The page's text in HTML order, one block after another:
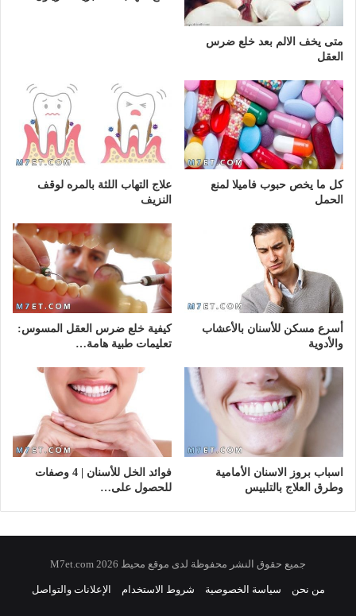
متى يخف الالم بعد خلع ضرس
العقل
كل ما يخص حبوب فاميلا لمنع
الحمل
علاج التهاب اللثة بالمره لوقف
النزيف
أسرع مسكن للأسنان بالأعشاب
والأدوية
كيفية خلع ضرس العقل المسوس:
تعليمات طبية هامة…
اسباب بروز الاسنان الأمامية
وطرق العلاج بالتلبيس
فوائد الخل للأسنان | 4 وصفات
للحصول على…
جميع حقوق النشر محفوظة لدى موقع محيط 2026 M7et.com
من نحن سياسة الخصوصية شروط الاستخدام الإعلانات والتواصل